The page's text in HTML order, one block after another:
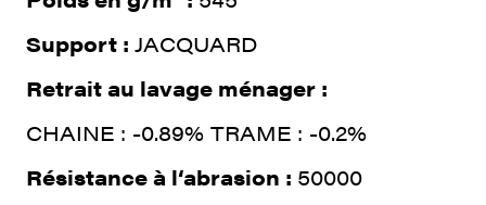
Support : JACQUARD
Retrait au lavage ménager :
CHAINE : -0.89% TRAME : -0.2%
Résistance à l‘abrasion : 50000